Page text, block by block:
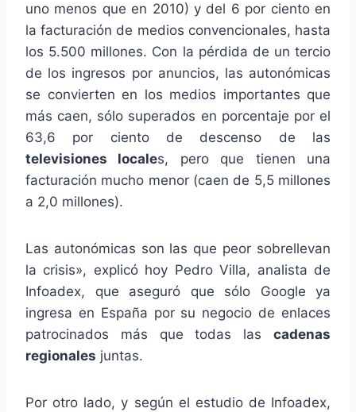
uno menos que en 2010) y del 6 por ciento en
la facturación de medios convencionales, hasta
los 5.500 millones. Con la pérdida de un tercio
de los ingresos por anuncios, las autonómicas
se convierten en los medios importantes que
más caen, sólo superados en porcentaje por el
63,6 por ciento de descenso de las
televisiones locales, pero que tienen una
facturación mucho menor (caen de 5,5 millones
a 2,0 millones).
Las autonómicas son las que peor sobrellevan
la crisis», explicó hoy Pedro Villa, analista de
Infoadex, que aseguró que sólo Google ya
ingresa en España por su negocio de enlaces
patrocinados más que todas las cadenas
regionales juntas.
Por otro lado, y según el estudio de Infoadex,